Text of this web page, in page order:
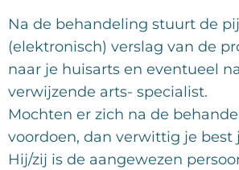
Na de behandeling stuurt de
(elektronisch) verslag van de
naar je huisarts en eventueel
verwijzende arts- specialist.
Mochten er zich na de
voordoen, dan verwittig je best
Hij/zij is de aangewezen